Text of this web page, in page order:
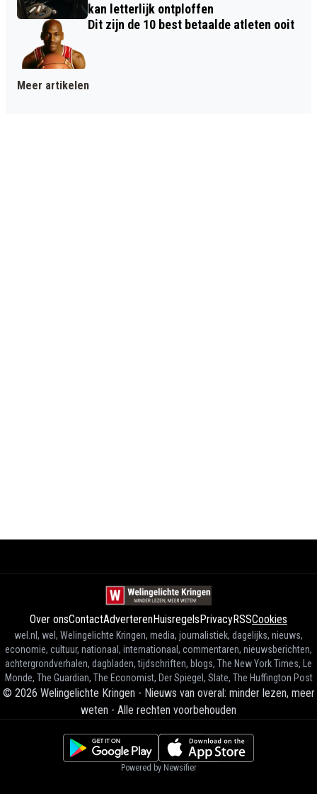
kan letterlijk ontploffen
Dit zijn de 10 best betaalde atleten ooit
Meer artikelen
Over onsContactAdverterenHuisregelsPrivacyRSSCookies
wel.nl, wel, Welingelichte Kringen, media, journalistiek, dagelijks, nieuws,
economie, cultuur, nationaal, internationaal, commentaren, nieuwsberichten,
achtergrondverhalen, dagbladen, tijdschriften, blogs, The New York Times, Le
Monde, The Guardian, The Economist, Der Spiegel, Slate, The Huffington Post
© 2026 Welingelichte Kringen - Nieuws van overal: minder lezen, meer
weten - Alle rechten voorbehouden
Powered by Newsifier